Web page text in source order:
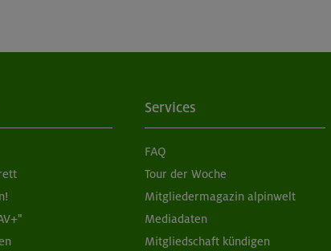
Services
FAQ
Tour der Woche
Mitgliedermagazin alpinwelt
Mediadaten
Mitgliedschaft kündigen